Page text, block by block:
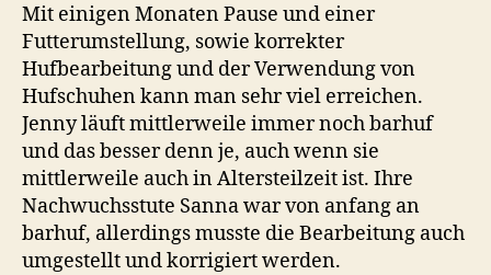
Mit einigen Monaten Pause und einer
Futterumstellung, sowie korrekter
Hufbearbeitung und der Verwendung von
Hufschuhen kann man sehr viel erreichen.
Jenny läuft mittlerweile immer noch barhuf
und das besser denn je, auch wenn sie
mittlerweile auch in Altersteilzeit ist. Ihre
Nachwuchsstute Sanna war von anfang an
barhuf, allerdings musste die Bearbeitung auch
umgestellt und korrigiert werden.